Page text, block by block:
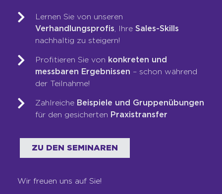
LOOP-Prozess®
WER WIR SIND
Team
Unsere Werte
Referenzen
Franchise
Lernen Sie von unseren
Verhandlungsprofis, IhreSales-Skills
nachhaltig zu steigern!
Profitieren Sie von konkreten und
messbaren Ergebnissen – schon während
der Teilnahme!
Zahlreiche Beispiele und Gruppenübungen
für den gesicherten Praxistransfer
ZU DEN SEMINAREN
Wir freuen uns auf Sie!